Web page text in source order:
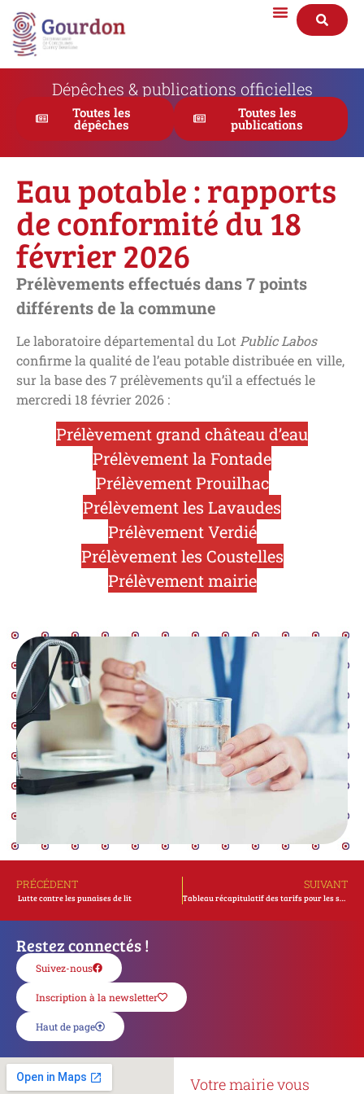
Dépêches & publications officielles
Toutes les
dépêches
Toutes les
publications
Eau potable : rapports
de conformité du 18
février 2026
Prélèvements effectués dans 7 points
différents de la commune
Le laboratoire départemental du LotPublic Labos
confirme la qualité de l’eau potable distribuée en ville,
sur la base des 7 prélèvements qu’il a effectués le
mercredi 18 février 2026 :
Prélèvement grand château d’eau
Prélèvement la Fontade
Prélèvement Prouilhac
Prélèvement les Lavaudes
Prélèvement Verdié
Prélèvement les Coustelles
Prélèvement mairie
PRÉCÉDENT
Lutte contre les punaises de lit
SUIVANT
Tableau récapitulatif des tarifs pour les services de l’eau et de l’assainissement
Restez connectés !
Suivez-nous
Inscription à la newsletter
Haut de page
Votre mairie vous